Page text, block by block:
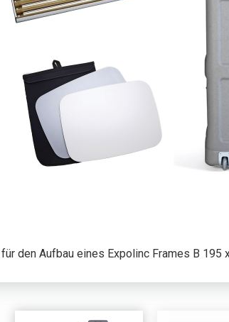
den Aufbau eines Expolinc Frames B